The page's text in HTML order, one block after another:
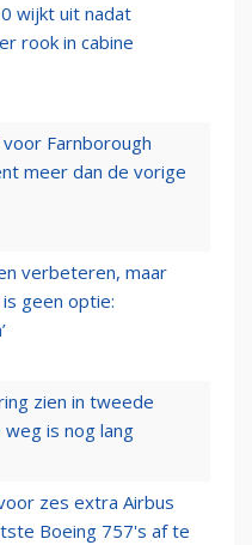
wijkt uit nadat
rook in cabine
Farnborough
meer dan de vorige
verbeteren, maar
geen optie:
zien in tweede
is nog lang
zes extra Airbus
Boeing 757's af te